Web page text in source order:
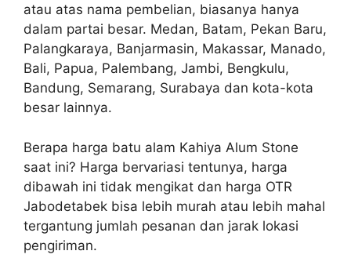
atau atas nama pembelian, biasanya hanya
dalam partai besar. Medan, Batam, Pekan Baru,
Palangkaraya, Banjarmasin, Makassar, Manado,
Bali, Papua, Palembang, Jambi, Bengkulu,
Bandung, Semarang, Surabaya dan kota-kota
besar lainnya.
Berapa harga batu alam Kahiya Alum Stone
saat ini? Harga bervariasi tentunya, harga
dibawah ini tidak mengikat dan harga OTR
Jabodetabek bisa lebih murah atau lebih mahal
tergantung jumlah pesanan dan jarak lokasi
pengiriman.